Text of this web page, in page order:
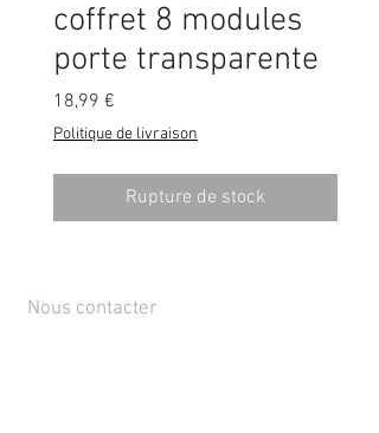
coffret 8 modules
porte transparente
18,99 €
Politique de livraison
Rupture de stock
Nous contacter